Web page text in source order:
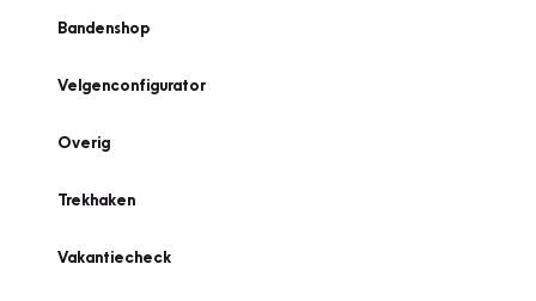
Bandenshop
Velgenconfigurator
Overig
Trekhaken
Vakantiecheck